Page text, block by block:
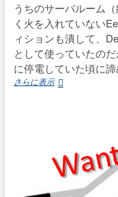
うちのサーバルーム
く火を入れていない
ィションも潰して、
として使っていたの
に停電していた頃に
さらに表示EeeBox
れ
て
み
た